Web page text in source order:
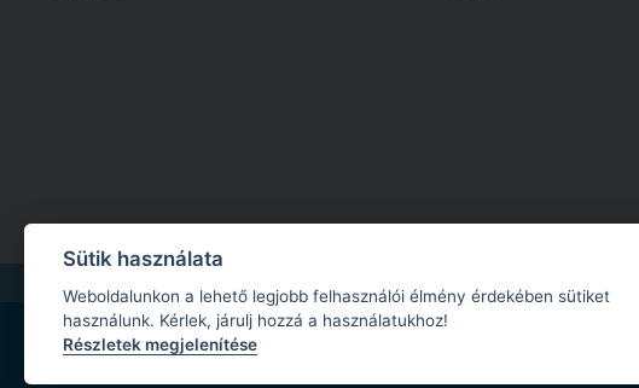
Sütik használata
Weboldalunkon a lehető legjobb felhasználói élmény érdekében sütiket
használunk. Kérlek, járulj hozzá a használatukhoz!
Részletek megjelenítése